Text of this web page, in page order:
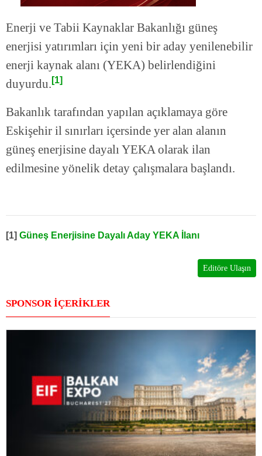
Enerji ve Tabii Kaynaklar Bakanlığı güneş
enerjisi yatırımları için yeni bir aday yenilenebilir
enerji kaynak alanı (YEKA) belirlendiğini
duyurdu. [1]
Bakanlık tarafından yapılan açıklamaya göre
Eskişehir il sınırları içersinde yer alan alanın
güneş enerjisine dayalı YEKA olarak ilan
edilmesine yönelik detay çalışmalara başlandı.
[1] Güneş Enerjisine Dayalı Aday YEKA İlanı
Editöre Ulaşın
SPONSOR İÇERİKLER